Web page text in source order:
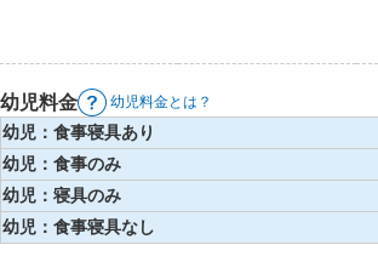
幼児料金 幼児料金とは？
幼児：食事寝具あり
幼児：食事のみ
幼児：寝具のみ
幼児：食事寝具なし